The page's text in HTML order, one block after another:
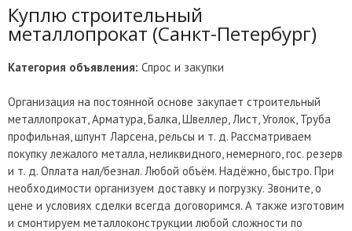
Куплю строительный
металлопрокат (Санкт-Петербург)
Категория объявления: Спрос и закупки
Организация на постоянной основе закупает строительный
металлопрокат, Арматура, Балка, Швеллер, Лист, Уголок, Труба
профильная, шпунт Ларсена, рельсы и т. д. Рассматриваем
покупку лежалого металла, неликвидного, немерного, гос. резерв
и т. д. Оплата нал/безнал. Любой объём. Надёжно, быстро. При
необходимости организуем доставку и погрузку. Звоните, о
цене и условиях сделки всегда договоримся. А также изготовим
и смонтируем металлоконструкции любой сложности по